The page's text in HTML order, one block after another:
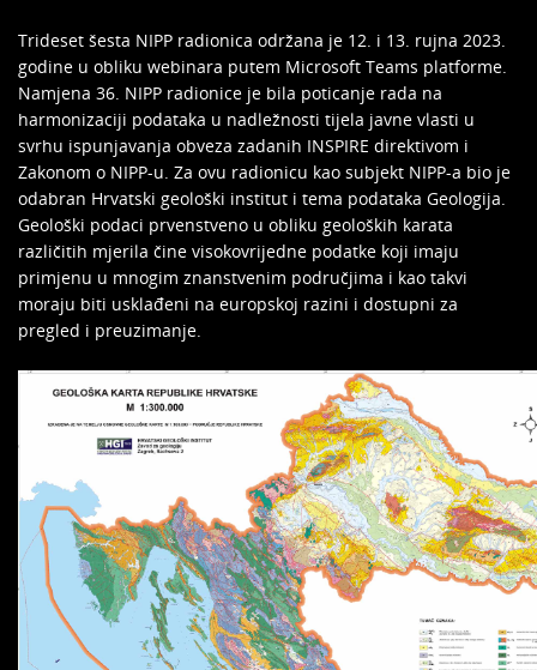
Trideset šesta NIPP radionica održana je 12. i 13. rujna 2023.
godine u obliku webinara putem Microsoft Teams platforme.
Namjena 36. NIPP radionice je bila poticanje rada na
harmonizaciji podataka u nadležnosti tijela javne vlasti u
svrhu ispunjavanja obveza zadanih INSPIRE direktivom i
Zakonom o NIPP-u. Za ovu radionicu kao subjekt NIPP-a bio je
odabran Hrvatski geološki institut i tema podataka Geologija.
Geološki podaci prvenstveno u obliku geoloških karata
različitih mjerila čine visokovrijedne podatke koji imaju
primjenu u mnogim znanstvenim područjima i kao takvi
moraju biti usklađeni na europskoj razini i dostupni za
pregled i preuzimanje.